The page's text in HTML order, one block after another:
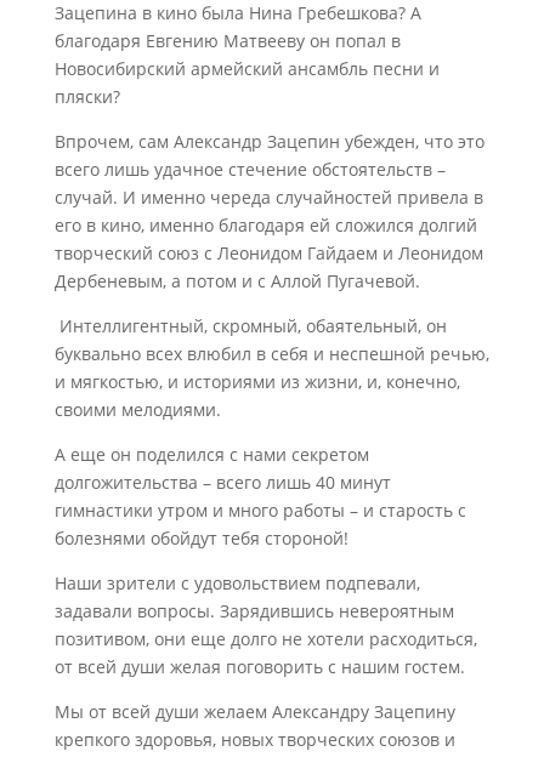
Зацепина в кино была Нина Гребешкова? А
благодаря Евгению Матвееву он попал в
Новосибирский армейский ансамбль песни и
пляски?
Впрочем, сам Александр Зацепин убежден, что это
всего лишь удачное стечение обстоятельств –
случай. И именно череда случайностей привела в
его в кино, именно благодаря ей сложился долгий
творческий союз с Леонидом Гайдаем и Леонидом
Дербеневым, а потом и с Аллой Пугачевой.
Интеллигентный, скромный, обаятельный, он
буквально всех влюбил в себя и неспешной речью,
и мягкостью, и историями из жизни, и, конечно,
своими мелодиями.
А еще он поделился с нами секретом
долгожительства – всего лишь 40 минут
гимнастики утром и много работы – и старость с
болезнями обойдут тебя стороной!
Наши зрители с удовольствием подпевали,
задавали вопросы. Зарядившись невероятным
позитивом, они еще долго не хотели расходиться,
от всей души желая поговорить с нашим гостем.
Мы от всей души желаем Александру Зацепину
крепкого здоровья, новых творческих союзов и